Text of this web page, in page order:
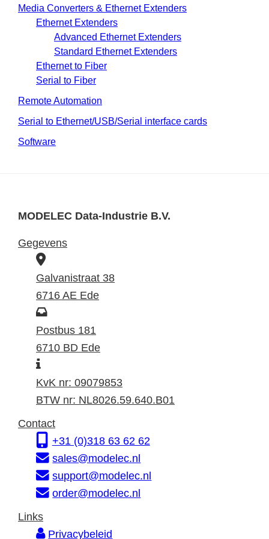
Media Converters & Ethernet Extenders
Ethernet Extenders
Advanced Ethernet Extenders
Standard Ethernet Extenders
Ethernet to Fiber
Serial to Fiber
Remote Automation
Serial to Ethernet/USB/Serial interface cards
Software
MODELEC Data-Industrie B.V.
Gegevens
B
e
z
o
e
k
d
r
s
Galvanistraat 38
6716 AE Ede
P
o
s
a
d
e
s
Postbus 181
6710 BD Ede
I
n
f
r
m
a
t
e
KvK nr: 09079853
BTW nr: NL8026.59.640.B01
Contact
+31 (0)318 63 62 62
sales@modelec.nl
support@modelec.nl
order@modelec.nl
Links
Privacybeleid